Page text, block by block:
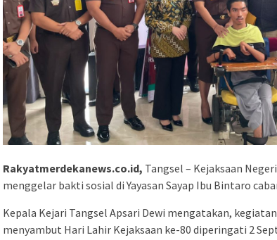
Rakyatmerdekanews.co.id, Tangsel – Kejaksaan
menggelar bakti sosial di Yayasan Sayap Ibu Bintaro
Kepala Kejari Tangsel Apsari Dewi mengatakan,
menyambut Hari Lahir Kejaksaan ke-80 diperingati 2